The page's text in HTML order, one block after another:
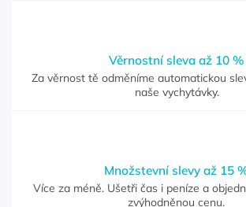
Věrnostní sleva až 10 %
Za věrnost tě odměníme automatickou
naše vychytávky.
Množstevní slevy až 15
Více za méně. Ušetři čas i peníze a
zvýhodněnou cenu.